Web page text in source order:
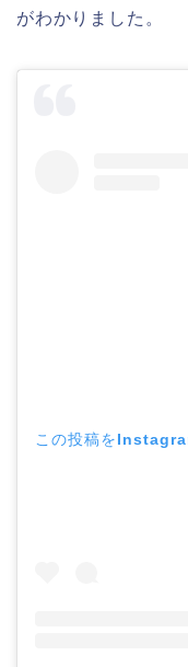
がわかりました。
この投稿を